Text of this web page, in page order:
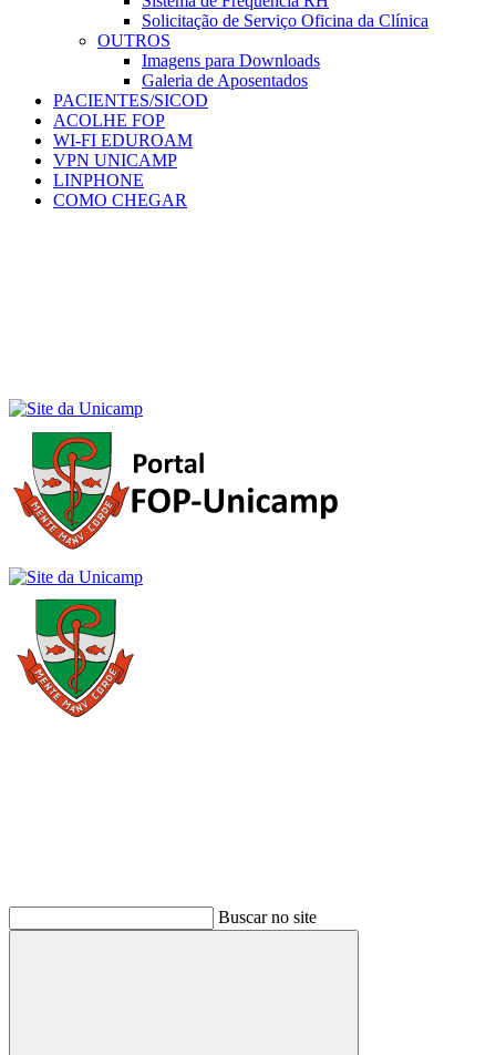
Solicitação de Serviço Oficina da Clínica
OUTROS
Imagens para Downloads
Galeria de Aposentados
PACIENTES/SICOD
ACOLHE FOP
WI-FI EDUROAM
VPN UNICAMP
LINPHONE
COMO CHEGAR
Buscar no site